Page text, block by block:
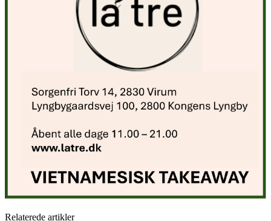
Relaterede artikler